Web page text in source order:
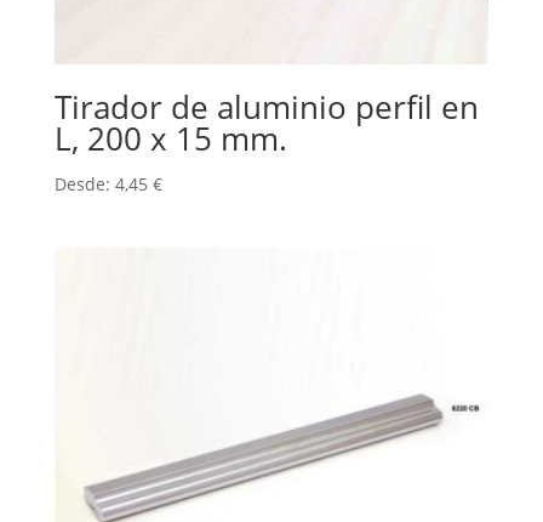
Tirador de aluminio perfil en
L, 200 x 15 mm.
Desde: 4,45 €